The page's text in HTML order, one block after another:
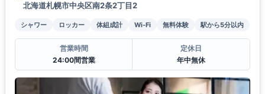
北海道札幌市中央区南2条2丁目2
シャワー ロッカー 体組成計 Wi-Fi 無料体験 駅から5分以内
営業時間
24:00間営業
定休日
年中無休